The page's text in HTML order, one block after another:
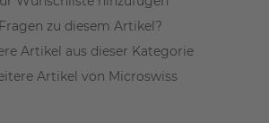
Fragen zu diesem Artikel?
Artikel aus dieser Kategorie
Artikel von Microswiss